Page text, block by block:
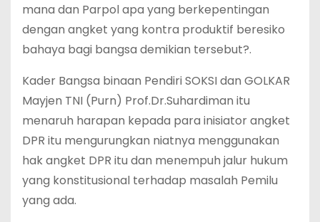
mana dan Parpol apa yang berkepentingan
dengan angket yang kontra produktif beresiko
bahaya bagi bangsa demikian tersebut?.
Kader Bangsa binaan Pendiri SOKSI dan GOLKAR
Mayjen TNI (Purn) Prof.Dr.Suhardiman itu
menaruh harapan kepada para inisiator angket
DPR itu mengurungkan niatnya menggunakan
hak angket DPR itu dan menempuh jalur hukum
yang konstitusional terhadap masalah Pemilu
yang ada.